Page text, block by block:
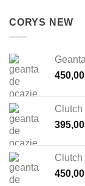
CORYS NEW
450,00
Clutch
395,00
Clutch
450,00